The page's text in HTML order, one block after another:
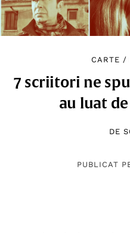
CARTE /
7 scriitori ne
au luat
DE
PUBLICAT